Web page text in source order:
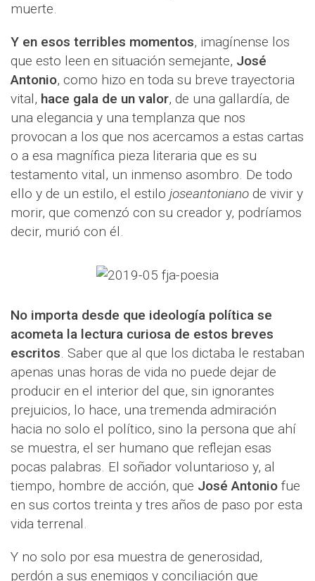
muerte.
Y en esos terribles momentos, imagínense los
que esto leen en situación semejante, José
Antonio, como hizo en toda su breve trayectoria
vital, hace gala de un valor, de una gallardía, de
una elegancia y una templanza que nos
provocan a los que nos acercamos a estas cartas
o a esa magnífica pieza literaria que es su
testamento vital, un inmenso asombro. De todo
ello y de un estilo, el estilo joseantoniano de vivir y
morir, que comenzó con su creador y, podríamos
decir, murió con él.
No importa desde que ideología política se
acometa la lectura curiosa de estos breves
escritos. Saber que al que los dictaba le restaban
apenas unas horas de vida no puede dejar de
producir en el interior del que, sin ignorantes
prejuicios, lo hace, una tremenda admiración
hacia no solo el político, sino la persona que ahí
se muestra, el ser humano que reflejan esas
pocas palabras. El soñador voluntarioso y, al
tiempo, hombre de acción, que José Antonio fue
en sus cortos treinta y tres años de paso por esta
vida terrenal.
Y no solo por esa muestra de generosidad,
perdón a sus enemigos y conciliación que